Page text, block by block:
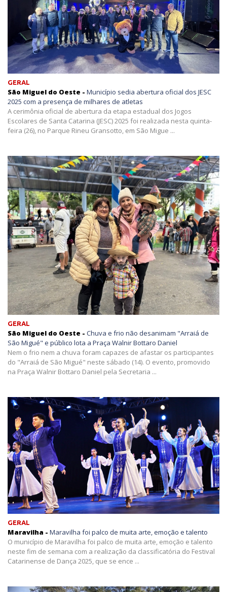
GERAL
São Miguel do Oeste - Município sedia abertura oficial dos JESC
2025 com a presença de milhares de atletas
A cerimônia oficial de abertura da etapa estadual dos Jogos
Escolares de Santa Catarina (JESC) 2025 foi realizada nesta quinta-
feira (26), no Parque Rineu Gransotto, em São Migue ...
GERAL
São Miguel do Oeste - Chuva e frio não desanimam "Arraiá de
São Migué" e público lota a Praça Walnir Bottaro Daniel
Nem o frio nem a chuva foram capazes de afastar os participantes
do "Arraiá de São Migué" neste sábado (14). O evento, promovido
na Praça Walnir Bottaro Daniel pela Secretaria ...
GERAL
Maravilha - Maravilha foi palco de muita arte, emoção e talento
O município de Maravilha foi palco de muita arte, emoção e talento
neste fim de semana com a realização da classificatória do Festival
Catarinense de Dança 2025, que se ence ...